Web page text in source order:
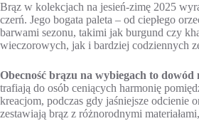
Brąz w kolekcjach na jesień-zimę 2025
czerń. Jego bogata paleta – od ciepłego
barwami sezonu, takimi jak burgund czy
wieczorowych, jak i bardziej codziennych
Obecność brązu na wybiegach to
trafiają do osób ceniących harmonię
kreacjom, podczas gdy jaśniejsze odcienie
zestawiają brąz z różnorodnymi